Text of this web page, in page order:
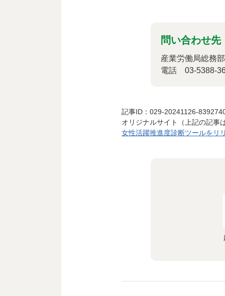
問い合わせ先
産業労働局総務
電話 03-5388-
記事ID：029-20241126-
オリジナルサイト（上記の記事
女性活躍推進度診断ツールをリ